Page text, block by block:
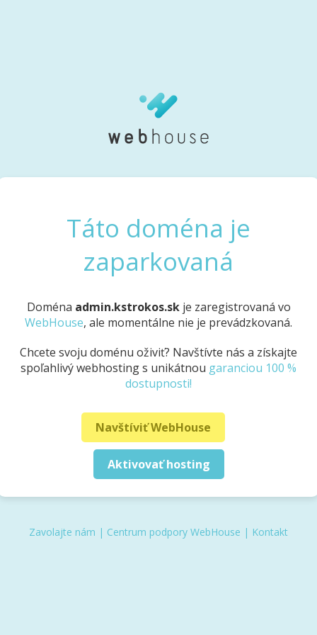
Táto doména je
zaparkovaná
Doména admin.kstrokos.skje zaregistrovaná vo
WebHouse, ale momentálne nie je prevádzkovaná.
Chcete svoju doménu oživiť? Navštívte nás a získajte
spoľahlivý webhosting s unikátnou garanciou 100 %
dostupnosti!
Navštíviť WebHouse
Aktivovať hosting
Zavolajte nám | Centrum podpory WebHouse | Kontakt